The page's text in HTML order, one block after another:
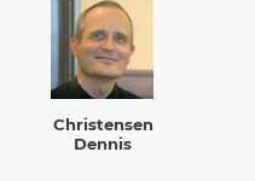
Christensen
Dennis